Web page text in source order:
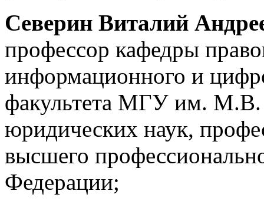
Северин Виталий
профессор кафедры
информационного и
факультета МГУ им. М.В.
юридических наук,
высшего
Федерации;